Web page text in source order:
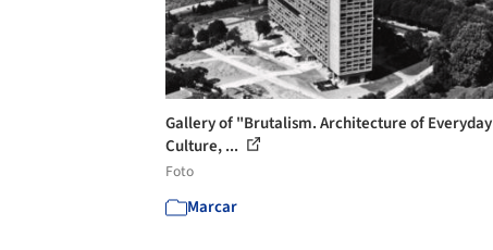
Gallery of "Brutalism. Architecture of Everyday
Culture, ...
Foto
Marcar